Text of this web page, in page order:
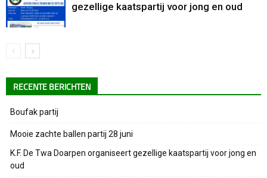
gezellige kaatspartij voor jong en oud
RECENTE BERICHTEN
Boufak partij
Mooie zachte ballen partij 28 juni
K.F. De Twa Doarpen organiseert gezellige kaatspartij voor jong en
oud